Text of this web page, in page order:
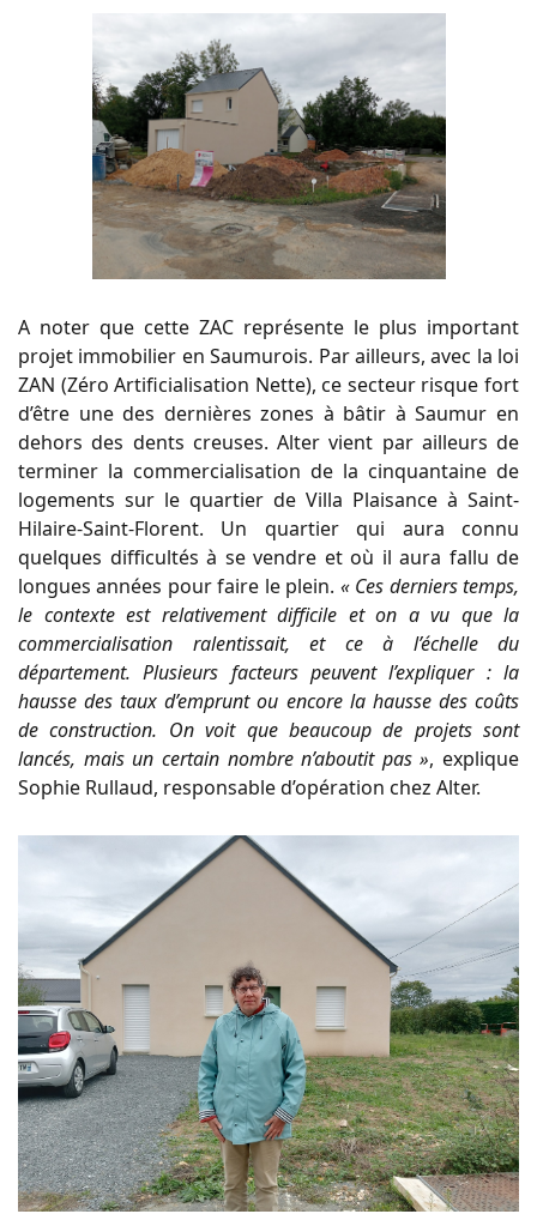
A noter que cette ZAC représente le plus important
projet immobilier en Saumurois. Par ailleurs, avec la loi
ZAN (Zéro Artificialisation Nette), ce secteur risque fort
d’être une des dernières zones à bâtir à Saumur en
dehors des dents creuses. Alter vient par ailleurs de
terminer la commercialisation de la cinquantaine de
logements sur le quartier de Villa Plaisance à Saint-
Hilaire-Saint-Florent. Un quartier qui aura connu
quelques difficultés à se vendre et où il aura fallu de
longues années pour faire le plein. « Ces derniers temps,
le contexte est relativement difficile et on a vu que la
commercialisation ralentissait, et ce à l’échelle du
département. Plusieurs facteurs peuvent l’expliquer : la
hausse des taux d’emprunt ou encore la hausse des coûts
de construction. On voit que beaucoup de projets sont
lancés, mais un certain nombre n’aboutit pas », explique
Sophie Rullaud, responsable d’opération chez Alter.